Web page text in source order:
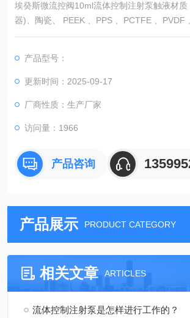
埃癸斯微流控阀10ml流体控制注射泵触液材
器)、陶瓷、 PEEK 、PPS 、PCTFE 、PVDF
产品型号：
更新时间：2025-09-17
厂商性质：生产厂家
访问量：1966
产品咨询
产品展示 PRODUCT CATEGORY
相关文章 ARTICLES
流体控制注射泵是怎样进行工作的？